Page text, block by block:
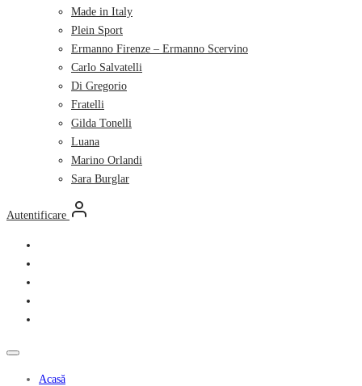
Made in Italy
Plein Sport
Ermanno Firenze – Ermanno Scervino
Carlo Salvatelli
Di Gregorio
Fratelli
Gilda Tonelli
Luana
Marino Orlandi
Sara Burglar
Autentificare
Acasă